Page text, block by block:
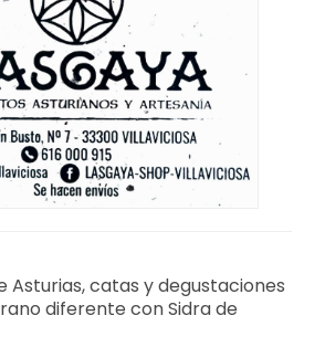
Asturias, catas y degustaciones
diferente con Sidra de